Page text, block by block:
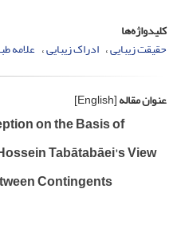
کلیدواژه‌ها
حقیقت زیبایی ادراک زیبایی علامه
عنوان مقاله[English]
on the Basis of
Tabātabāei's View
Contingents